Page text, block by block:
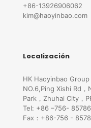
+86-13926906062
kim@haoyinbao.com
Localización
HK Haoyinbao
NO.6,Ping Xishi Rd
Park，Zhuhai City，
Tel: +86 –756-
Fax：+86-756 -